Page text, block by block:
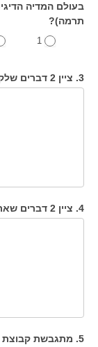
תרמה)?
3. ציין 2 דברים שלקחת לעסק שלך מההרצאות :
4. ציין 2 דברים שאתה הולך ליישם בעסק שלך: